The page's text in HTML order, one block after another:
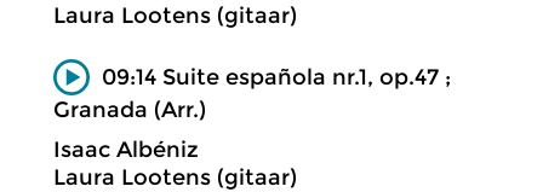
Laura Lootens (gitaar)
09:14 Suite española nr.1, op.47 ;
Granada (Arr.)
Isaac Albéniz
Laura Lootens (gitaar)